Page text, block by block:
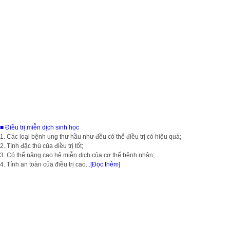
■ Điều trị miễn dịch sinh học
1. Các loại bệnh ung thư hầu như đều có thể điều trị có hiệu quả;
2. Tính đặc thù của điều trị tốt;
3. Có thể nâng cao hệ miễn dịch của cơ thể bệnh nhân;
4. Tính an toàn của điều trị cao...[Đọc thêm]